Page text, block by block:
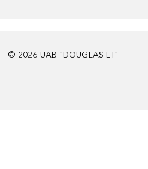
© 2026 UAB "DOUGLAS LT"